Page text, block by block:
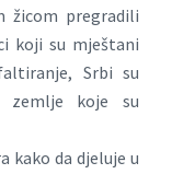
žicom pregradili
koji su mještani
Srbi su
zemlje koje su
kako da djeluje u